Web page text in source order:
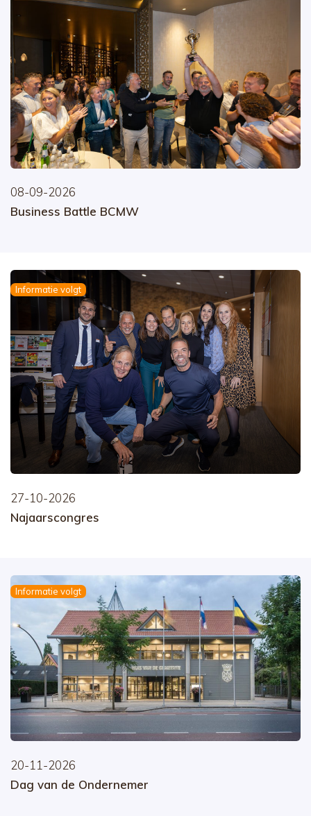
08-09-2026
Business Battle BCMW
Informatie volgt
27-10-2026
Najaarscongres
Informatie volgt
20-11-2026
Dag van de Ondernemer